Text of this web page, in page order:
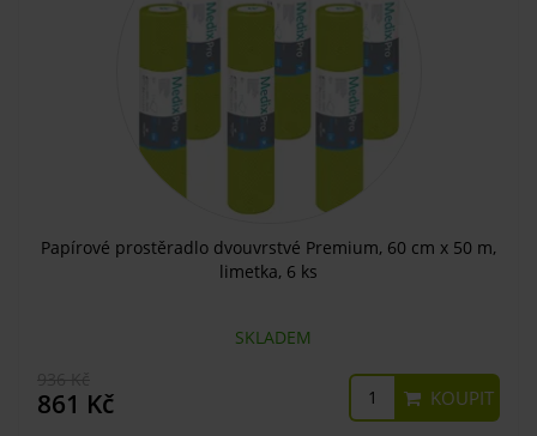
Papírové prostěradlo dvouvrstvé Premium, 60 cm x 50 m,
limetka, 6 ks
SKLADEM
861 Kč KOUPIT